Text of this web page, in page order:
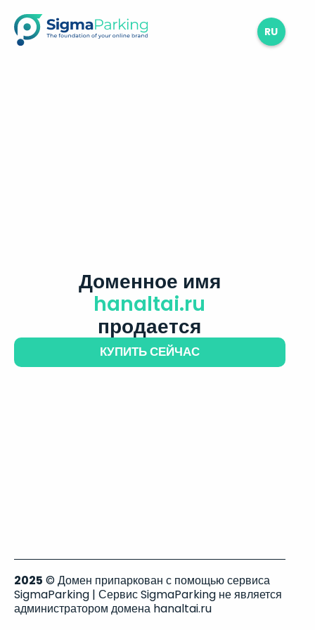
RU
Доменное имя
hanaltai.ru
продается
КУПИТЬ СЕЙЧАС
2025 © Домен припаркован с помощью сервиса
SigmaParking | Сервис SigmaParking не является
администратором домена hanaltai.ru